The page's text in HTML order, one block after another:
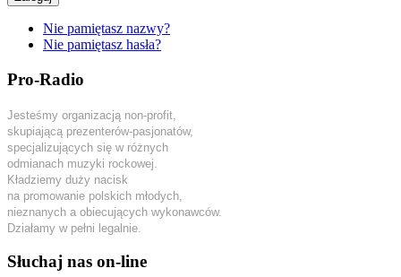
Nie pamiętasz nazwy?
Nie pamiętasz hasła?
Pro-Radio
Jesteśmy organizacją non-profit,
skupiającą prezenterów-pasjonatów,
specjalizujących się w różnych
odmianach muzyki rockowej.
Kładziemy duży nacisk
na promowanie polskich młodych,
nieznanych a obiecujących wykonawców.
Działamy w pełni legalnie.
Słuchaj nas on-line